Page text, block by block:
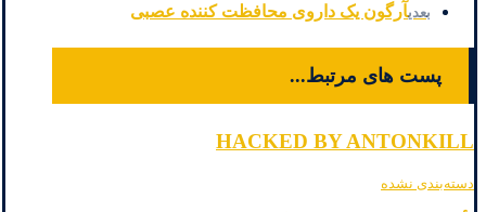
بعدیآرگون یک داروی محافظت کننده عصبی
پست های مرتبط...
HACKED BY ANTONKILL
دسته‌بندی نشده